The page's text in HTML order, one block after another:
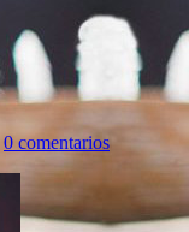
0 comentarios